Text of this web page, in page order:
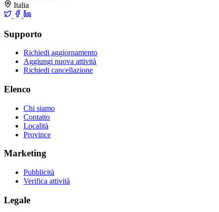
Italia
Supporto
Richiedi aggiornamento
Aggiungi nuova attività
Richiedi cancellazione
Elenco
Chi siamo
Contatto
Località
Province
Marketing
Pubblicità
Verifica attività
Legale